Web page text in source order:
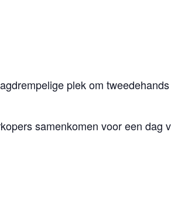
plek om tweedehands
samenkomen voor een dag